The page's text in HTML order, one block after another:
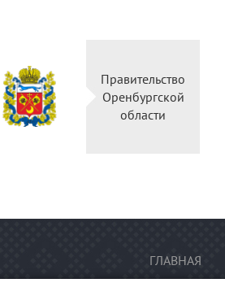
Правительство
Оренбургской
области
ГЛАВНАЯ